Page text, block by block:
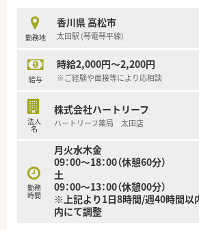
【法人特徴について】
■全国初の医療モールを誕生させた会社
■愛をもって医療に貢献するという企業
対話を重視した店舗づくりをします。
【求人情報について】
に評価して受け入れを行います。
■理論年収は480万円から700万円の幅
次第で高年収の打診が可能です。
■40代中盤までの年齢層を対象としてお
る若い世代を積極的に採用しています。
勤務地
香川県 高松市
太田駅 (琴電琴平線)
給与
時給2,000円～2,200円
※ご経験や面接等により応相談
法人
名
株式会社ハートリーフ
ハートリーフ薬局 太田店
勤務
時間
月火水木金
09：00～18：00（休憩60分）
土
09：00～13：00（休憩00分）
※上記より1日8時間/週40時間以
内にて調整